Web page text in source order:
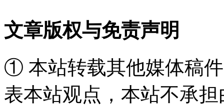
文章版权与免责声明
① 本站转载其他媒体稿
表本站观点，本站不承